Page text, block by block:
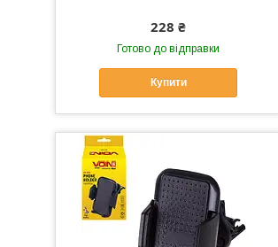
228 ₴
Готово до відправки
Купити